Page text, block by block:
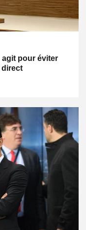
agit pour éviter
direct